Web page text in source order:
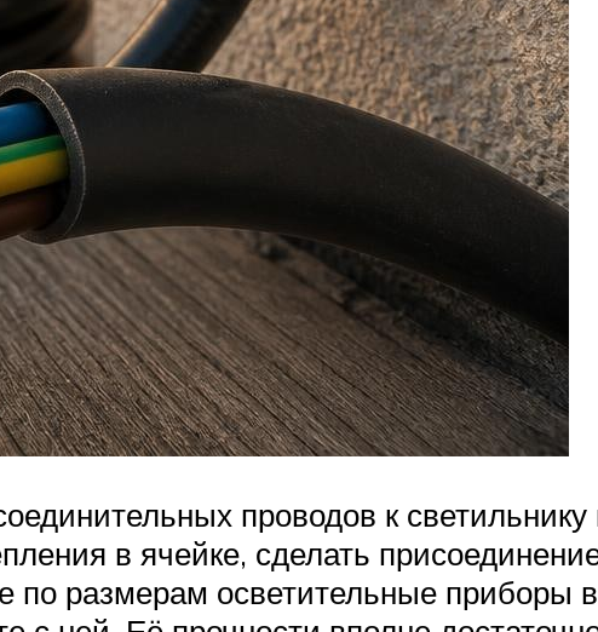
проводов к светильнику
в ячейке, сделать
размерам осветительные приборы